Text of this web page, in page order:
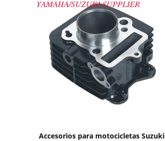
Accesorios para motocicletas Suzuki